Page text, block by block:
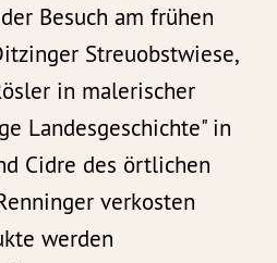
Besuch am frühen
Streuobstwiese,
in malerischer
Landesgeschichte" in
Cidre des örtlichen
verkosten
werden